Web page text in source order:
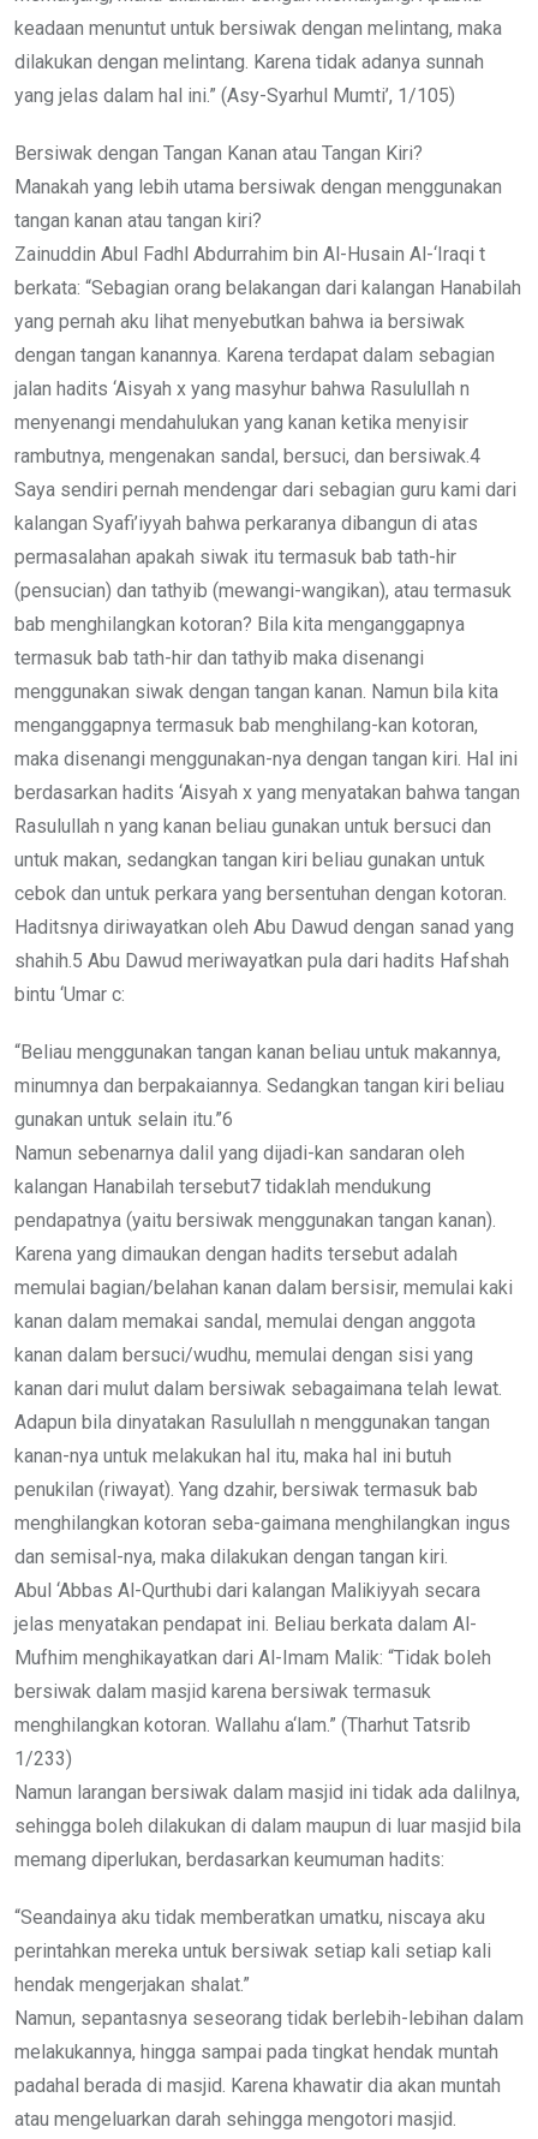
keadaan menuntut untuk bersiwak dengan melintang, maka
dilakukan dengan melintang. Karena tidak adanya sunnah
yang jelas dalam hal ini.” (Asy-Syarhul Mumti’, 1/105)
Bersiwak dengan Tangan Kanan atau Tangan Kiri?
Manakah yang lebih utama bersiwak dengan menggunakan
tangan kanan atau tangan kiri?
Zainuddin Abul Fadhl Abdurrahim bin Al-Husain Al-‘Iraqi t
berkata: “Sebagian orang belakangan dari kalangan Hanabilah
yang pernah aku lihat menyebutkan bahwa ia bersiwak
dengan tangan kanannya. Karena terdapat dalam sebagian
jalan hadits ‘Aisyah x yang masyhur bahwa Rasulullah n
menyenangi mendahulukan yang kanan ketika menyisir
rambutnya, mengenakan sandal, bersuci, dan bersiwak.4
Saya sendiri pernah mendengar dari sebagian guru kami dari
kalangan Syafi’iyyah bahwa perkaranya dibangun di atas
permasalahan apakah siwak itu termasuk bab tath-hir
(pensucian) dan tathyib (mewangi-wangikan), atau termasuk
bab menghilangkan kotoran? Bila kita menganggapnya
termasuk bab tath-hir dan tathyib maka disenangi
menggunakan siwak dengan tangan kanan. Namun bila kita
menganggapnya termasuk bab menghilang-kan kotoran,
maka disenangi menggunakan-nya dengan tangan kiri. Hal ini
berdasarkan hadits ‘Aisyah x yang menyatakan bahwa tangan
Rasulullah n yang kanan beliau gunakan untuk bersuci dan
untuk makan, sedangkan tangan kiri beliau gunakan untuk
cebok dan untuk perkara yang bersentuhan dengan kotoran.
Haditsnya diriwayatkan oleh Abu Dawud dengan sanad yang
shahih.5 Abu Dawud meriwayatkan pula dari hadits Hafshah
bintu ‘Umar c:
“Beliau menggunakan tangan kanan beliau untuk makannya,
minumnya dan berpakaiannya. Sedangkan tangan kiri beliau
gunakan untuk selain itu.”6
Namun sebenarnya dalil yang dijadi-kan sandaran oleh
kalangan Hanabilah tersebut7 tidaklah mendukung
pendapatnya (yaitu bersiwak menggunakan tangan kanan).
Karena yang dimaukan dengan hadits tersebut adalah
memulai bagian/belahan kanan dalam bersisir, memulai kaki
kanan dalam memakai sandal, memulai dengan anggota
kanan dalam bersuci/wudhu, memulai dengan sisi yang
kanan dari mulut dalam bersiwak sebagaimana telah lewat.
Adapun bila dinyatakan Rasulullah n menggunakan tangan
kanan-nya untuk melakukan hal itu, maka hal ini butuh
penukilan (riwayat). Yang dzahir, bersiwak termasuk bab
menghilangkan kotoran seba-gaimana menghilangkan ingus
dan semisal-nya, maka dilakukan dengan tangan kiri.
Abul ‘Abbas Al-Qurthubi dari kalangan Malikiyyah secara
jelas menyatakan pendapat ini. Beliau berkata dalam Al-
Mufhim menghikayatkan dari Al-Imam Malik: “Tidak boleh
bersiwak dalam masjid karena bersiwak termasuk
menghilangkan kotoran. Wallahu a‘lam.” (Tharhut Tatsrib
1/233)
Namun larangan bersiwak dalam masjid ini tidak ada dalilnya,
sehingga boleh dilakukan di dalam maupun di luar masjid bila
memang diperlukan, berdasarkan keumuman hadits:
“Seandainya aku tidak memberatkan umatku, niscaya aku
perintahkan mereka untuk bersiwak setiap kali setiap kali
hendak mengerjakan shalat.”
Namun, sepantasnya seseorang tidak berlebih-lebihan dalam
melakukannya, hingga sampai pada tingkat hendak muntah
padahal berada di masjid. Karena khawatir dia akan muntah
atau mengeluarkan darah sehingga mengotori masjid.